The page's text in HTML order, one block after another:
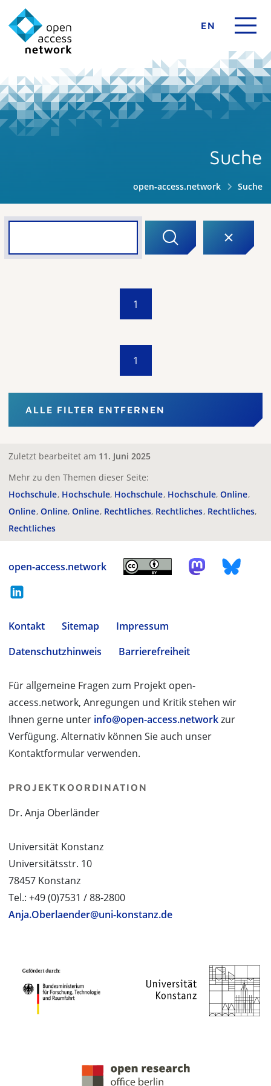
EN
Suche
open-access.network Suche
1
1
ALLE FILTER ENTFERNEN
Zuletzt bearbeitet am 11. Juni 2025
Mehr zu den Themen dieser Seite:
Hochschule Hochschule Hochschule Hochschule Online
Online Online Online Rechtliches Rechtliches Rechtliches
Rechtliches
open-access.network
Kontakt Sitemap
Impressum
Datenschutzhinweis
Barrierefreiheit
Für allgemeine Fragen zum Projekt open-
access.network, Anregungen und Kritik stehen wir
Ihnen gerne unter info@open-access.networkzur
Verfügung. Alternativ können Sie auch unser
Kontaktformular verwenden.
PROJEKTKOORDINATION
Dr. Anja Oberländer
Universität Konstanz
Universitätsstr. 10
78457 Konstanz
Tel.: +49 (0)7531 / 88-2800
Anja.Oberlaender@uni-konstanz.de